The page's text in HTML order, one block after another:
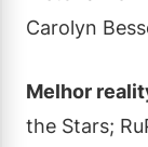
Carolyn
Melhor
the Stars;